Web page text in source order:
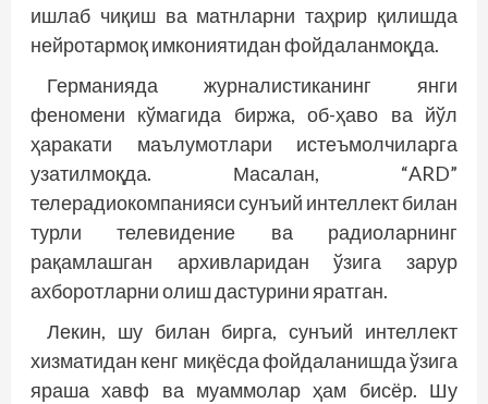
ишлаб чиқиш ва матнларни таҳрир қилишда
нейротармоқ имкониятидан фойдаланмоқда.
Германияда журналистиканинг янги
феномени кўмагида биржа, об-ҳаво ва йўл
ҳаракати маълумотлари истеъмолчиларга
узатилмоқда. Масалан, “ARD”
телерадиокомпанияси сунъий интеллект билан
турли телевидение ва радиоларнинг
рақамлашган архивларидан ўзига зарур
ахборотларни олиш дастурини яратган.
Лекин, шу билан бирга, сунъий интеллект
хизматидан кенг миқёсда фойдаланишда ўзига
яраша хавф ва муаммолар ҳам бисёр. Шу